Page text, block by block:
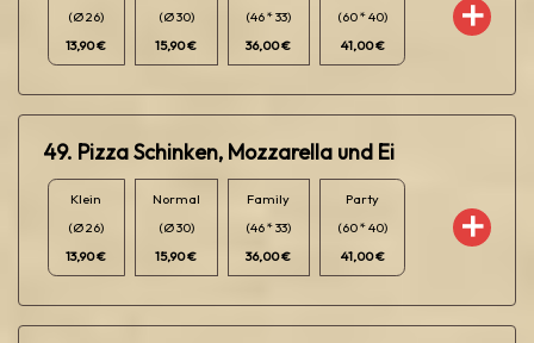
(Ø 26)
13,90 €
(Ø 30)
15,90 €
(46 * 33)
36,00 €
(60 * 40)
41,00 €
49. Pizza Schinken, Mozzarella und Ei
Klein
(Ø 26)
13,90 €
Normal
(Ø 30)
15,90 €
Family
(46 * 33)
36,00 €
Party
(60 * 40)
41,00 €